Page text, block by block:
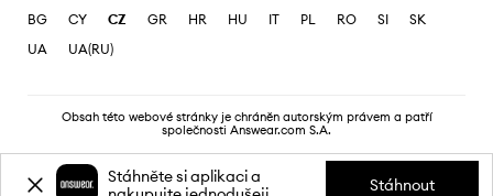
BG CY CZ GR HR HU IT PL RO SI
SK
UA
UA(RU)
Obsah této webové stránky je chráněn autorským právem a patří
společnosti Answear.com S.A.
Stáhněte si aplikaci a
Stáhnout